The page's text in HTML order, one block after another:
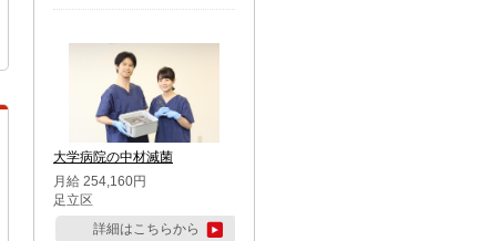
大学病院の中材滅菌
月給 254,160円
足立区
詳細はこちらから